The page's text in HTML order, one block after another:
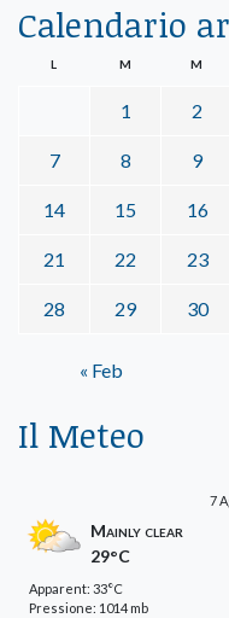
Calendario
L M M
1 2
7 8 9
14 15 16
21 22 23
28 29 30
« Feb
Il Meteo
7
Mainly clear
29°C
Apparent: 33°C
Pressione: 1014 mb